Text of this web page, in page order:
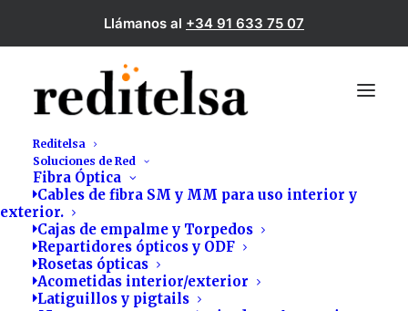
Llámanos al +34 91 633 75 07
Reditelsa
Soluciones de Red
Fibra Óptica
Cables de fibra SM y MM para uso interior y
exterior.
Cajas de empalme y Torpedos
Repartidores ópticos y ODF
Rosetas ópticas
Acometidas interior/exterior
Latiguillos y pigtails